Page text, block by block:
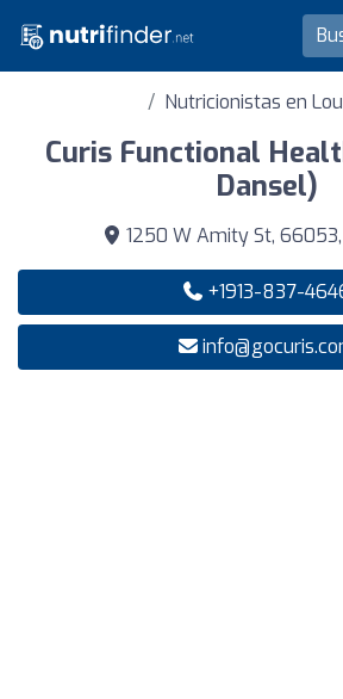
Nutricionistas en
Curis Functional
Dansel)
1250 W Amity St,
+1913-837-